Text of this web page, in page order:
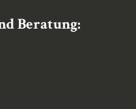
Beratung: